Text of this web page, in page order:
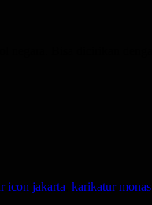
icon jakarta karikatur monas